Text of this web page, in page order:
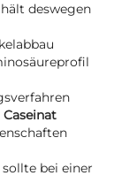
deswegen
bei einer